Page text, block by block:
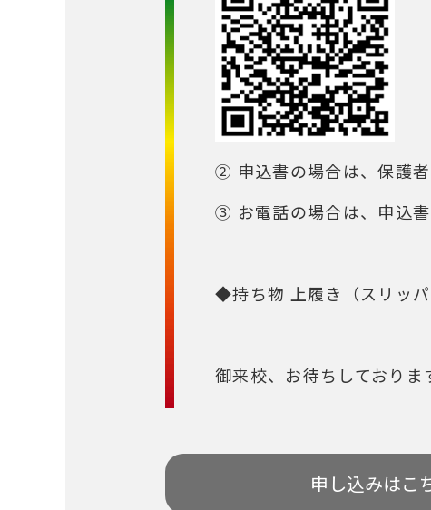
② 申込書の場合は、保護者
③ お電話の場合は、申込書
◆持ち物 上履き（スリッパ
御来校、お待ちしておりま
申し込みはこ